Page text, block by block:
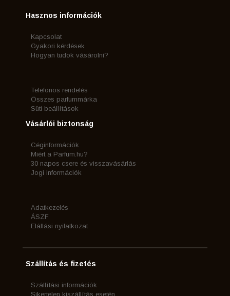
Hasznos információk
Kapcsolat
Gyakori kérdések
Hogyan tudok vásárolni?
Telefonos rendelés
Összes parfummárka
Süti beállítások
Vásárlói biztonság
Céginformációk
Miért a Parfum.hu?
30 napos csere és visszavásárlás
Jogi információk
Adatkezelés
ÁSZF
Elállási nyilatkozat
Szállítás és fizetés
Szállítási információk
Sikertelen kiszállítás esetén